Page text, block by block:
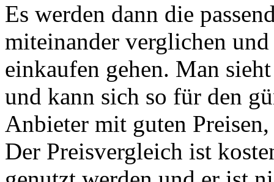
Es werden dann die
miteinander verglichen
einkaufen gehen. Man
und kann sich so für den
Anbieter mit guten
Der Preisvergleich ist